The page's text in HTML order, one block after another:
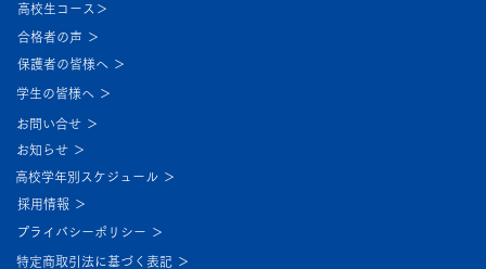
高校生コース＞
合格者の声 ＞
保護者の皆様へ ＞
学生の皆様へ ＞
お問い合せ ＞
お知らせ ＞
高校学年別スケジュール ＞
採用情報 ＞
プライバシーポリシー ＞
特定商取引法に基づく表記 ＞